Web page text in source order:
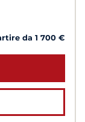
da 1 700 €